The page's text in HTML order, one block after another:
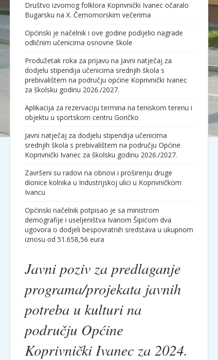
Društvo izvornog folklora Koprivnički Ivanec očaralo
Bugarsku na X. Černomorskim večerima
Općinski je načelnik i ove godine podijelio nagrade
odličnim učenicima osnovne škole
Produžetak roka za prijavu na Javni natječaj za
dodjelu stipendija učenicima srednjih škola s
prebivalištem na području općine Koprivnički Ivanec
za školsku godinu 2026./2027.
Aplikacija za rezervaciju termina na teniskom terenu i
objektu u sportskom centru Goričko
Javni natječaj za dodjelu stipendija učenicima
srednjih škola s prebivalištem na području Općine
Koprivnički Ivanec za školsku godinu 2026./2027.
Završeni su radovi na obnovi i proširenju druge
dionice kolnika u Industrijskoj ulici u Koprivničkom
Ivancu
Općinski načelnik potpisao je sa ministrom
demografije i useljeništva Ivanom Šipićom dva
ugovora o dodjeli bespovratnih sredstava u ukupnom
iznosu od 51.658,56 eura
Javni poziv za predlaganje
programa/projekata javnih
potreba u kulturi na
području Općine
Koprivnički Ivanec za 2024.